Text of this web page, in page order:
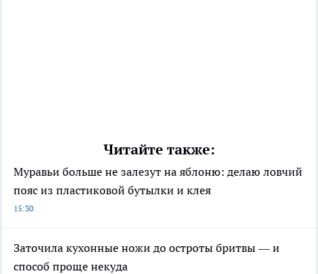
Читайте также:
Муравьи больше не залезут на яблоню: делаю ловчий
пояс из пластиковой бутылки и клея
15:30
Заточила кухонные ножи до остроты бритвы — и
способ проще некуда